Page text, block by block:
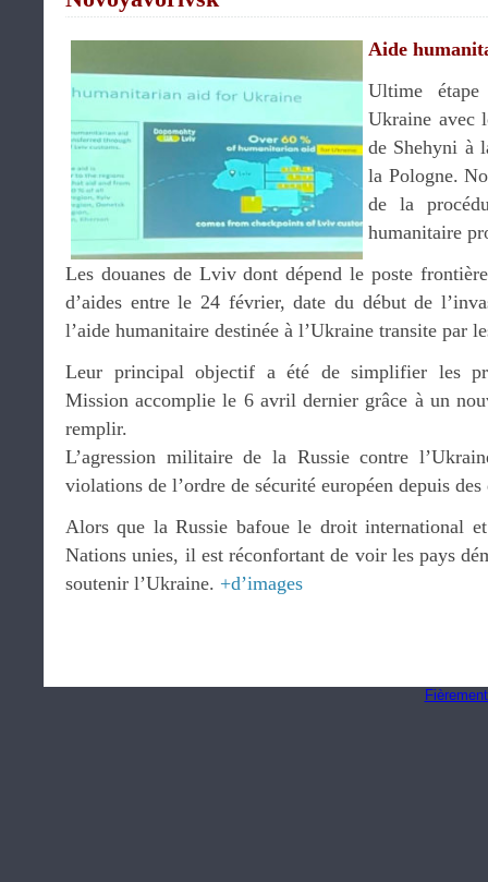
Aide
Ultime
Ukraine avec
de Shehyni à
la Pologne.
de la
humanitaire
Les douanes de Lviv dont dépend le poste
d’aides entre le 24 février, date du début de
l’aide humanitaire destinée à l’Ukraine transite par
Leur principal objectif a été de simplifier les
Mission accomplie le 6 avril dernier grâce à un
remplir.
L’agression militaire de la Russie contre
violations de l’ordre de sécurité européen depuis des
Alors que la Russie bafoue le droit international
Nations unies, il est réconfortant de voir les pays
soutenir l’Ukraine. +d’images